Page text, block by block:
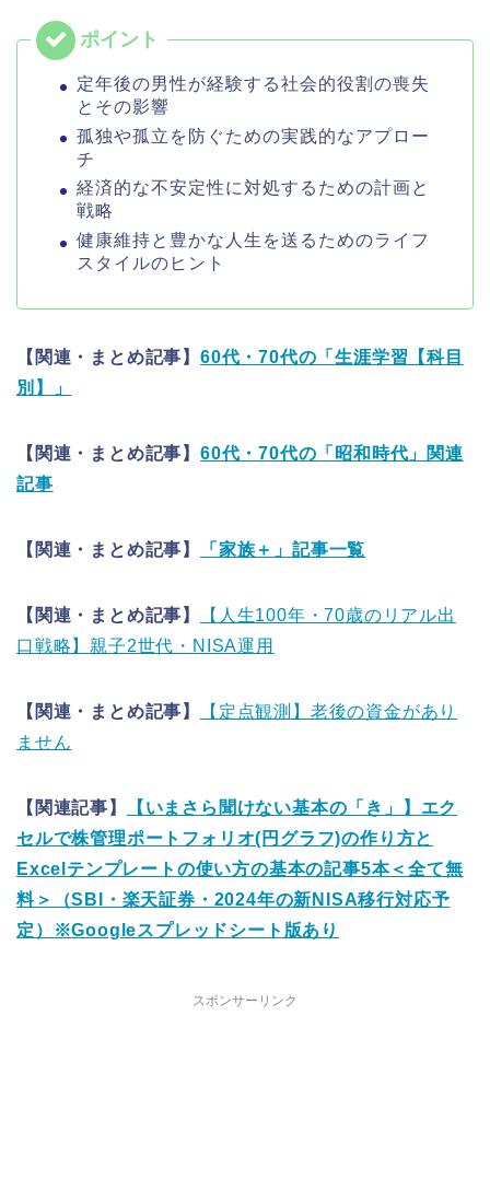
定年後の男性が経験する社会的役割の喪失
とその影響
孤独や孤立を防ぐための実践的なアプロー
チ
経済的な不安定性に対処するための計画と
戦略
健康維持と豊かな人生を送るためのライフ
スタイルのヒント
【関連・まとめ記事】 60代・70代の「生涯学習【科目
別】」
【関連・まとめ記事】 60代・70代の「昭和時代」関連
記事
【関連・まとめ記事】 「家族＋」記事一覧
【関連・まとめ記事】
【人生100年・70歳のリアル出
口戦略】親子2世代・NISA運用
【関連・まとめ記事】
【定点観測】老後の資金があり
ません
【関連記事】
【いまさら聞けない基本の「き」】エク
セルで株管理ポートフォリオ(円グラフ)の作り方と
Excelテンプレートの使い方の基本の記事5本＜全て無
料＞（SBI・楽天証券・2024年の新NISA移行対応予
定）※Googleスプレッドシート版あり
スポンサーリンク